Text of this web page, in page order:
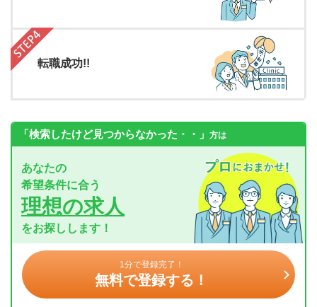
転職成功!!
「検索したけど見つからなかった・・」 方は
あなたの
希望条件に合う
理想の求人
をお探しします！
1分で登録完了！
無料で登録する！